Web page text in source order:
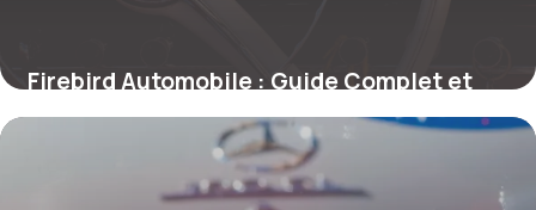
Firebird Automobile : Guide Complet et
Prix